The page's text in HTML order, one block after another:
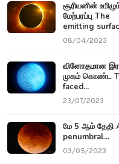
மாவட்ட செய்திகள்
09/11/
சூரியனின்
மேற்பரப்பு The
emitting
08/04/2023
வினோதமான
முகம் கொண்ட
faced...
23/07/2023
மே 5 ஆம் தேதி
penumbral...
03/05/2023